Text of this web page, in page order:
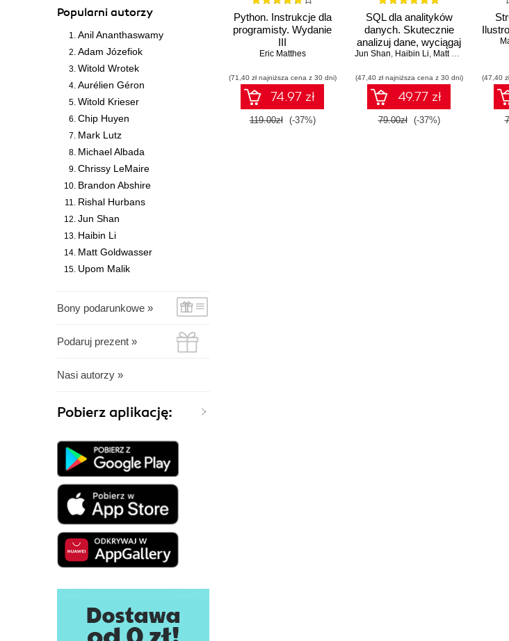
Popularni autorzy
Anil Ananthaswamy
Adam Józefiok
Witold Wrotek
Aurélien Géron
Witold Krieser
Chip Huyen
Mark Lutz
Michael Albada
Chrissy LeMaire
Brandon Abshire
Rishal Hurbans
Jun Shan
Haibin Li
Matt Goldwasser
Upom Malik
Bony podarunkowe »
Podaruj prezent »
Nasi autorzy »
Pobierz aplikację:
Python. Instrukcje dla
programisty. Wydanie
III
Eric Matthes
(71,40 zł najniższa cena z 30 dni)
74.97 zł
119.00zł (-37%)
SQL dla analityków
danych. Skutecznie
analizuj dane, wyciągaj
wartościowe wnioski i
SQL na potrzeby
praktycznych
zastosowań. Wydanie
IV
Jun Shan, Haibin Li, Matt Goldwasser
(47,40 zł najniższa cena z 30 dni)
49.77 zł
79.00zł (-37%)
(47,40